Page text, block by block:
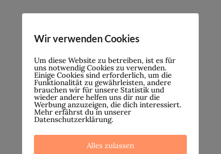
Wir verwenden Cookies
Um diese Website zu betreiben, ist es für
uns notwendig Cookies zu verwenden.
Einige Cookies sind erforderlich, um die
Funktionalität zu gewährleisten, andere
brauchen wir für unsere Statistik und
wieder andere helfen uns dir nur die
Werbung anzuzeigen, die dich interessiert.
Mehr erfährst du in unserer
Datenschutzerklärung.
Alles zulassen